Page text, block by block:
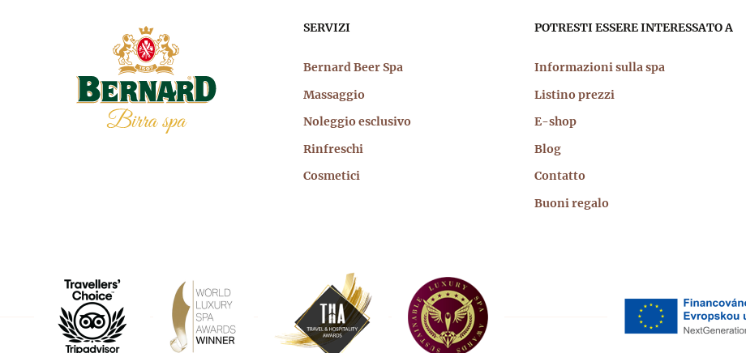
Navigazione
principale
SERVIZI
Bernard Beer Spa
Massaggio
Noleggio esclusivo
Rinfreschi
Cosmetici
POTRESTI ESSERE INTERESSATO A
Informazioni sulla spa
Listino prezzi
E-shop
Blog
Contatto
Buoni regalo